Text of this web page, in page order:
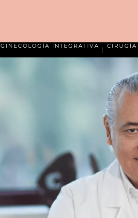
GINECOLOGÍA INTEGRATIVA